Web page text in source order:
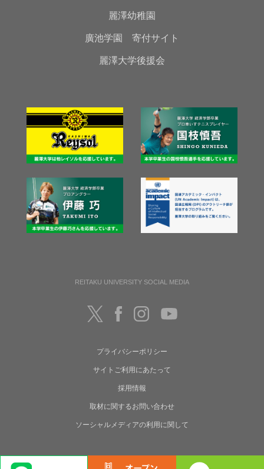
麗澤幼稚園
廣池学園 寄付サイト
麗澤大学後援会
REITAKU UNIVERSITY SOCIAL MEDIA
プライバシーポリシー
サイトご利用にあたって
採用情報
取材に関するお問い合わせ
ソーシャルメディアの利用に関して
Copyright(C) Reitaku University. All rights reserved.